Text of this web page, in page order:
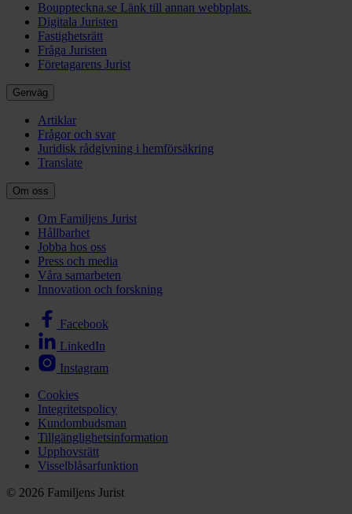
Bouppteckna.se Länk till annan webbplats.
Digitala Juristen
Fastighetsrätt
Fråga Juristen
Företagarens Jurist
Genväg
Artiklar
Frågor och svar
Juridisk rådgivning i hemförsäkring
Translate
Om oss
Om Familjens Jurist
Hållbarhet
Jobba hos oss
Press och media
Våra samarbeten
Innovation och forskning
Facebook
LinkedIn
Instagram
Cookies
Integritetspolicy
Kundombudsman
Tillgänglighetsinformation
Upphovsrätt
Visselblåsarfunktion
© 2026 Familjens Jurist